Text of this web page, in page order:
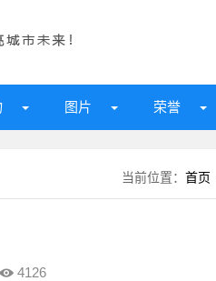
图片 荣誉
当前位置： 首页
4126